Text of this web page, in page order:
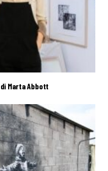
Marta Abbott